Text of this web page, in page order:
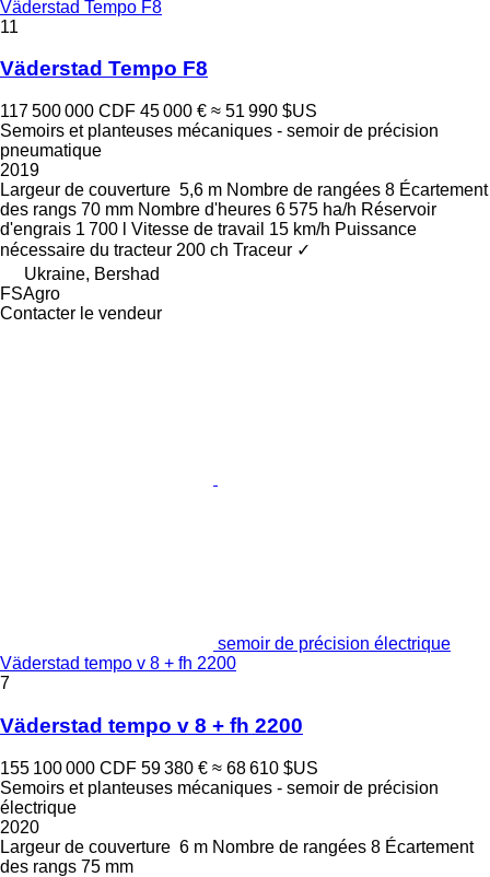
Väderstad Tempo F8
11
Väderstad Tempo F8
117 500 000 CDF 45 000 € ≈ 51 990 $US
Semoirs et planteuses mécaniques - semoir de précision
pneumatique
2019
Largeur de couverture 5,6 m Nombre de rangées 8 Écartement
des rangs 70 mm Nombre d'heures 6 575 ha/h Réservoir
d'engrais 1 700 l Vitesse de travail 15 km/h Puissance
nécessaire du tracteur 200 ch Traceur ✓
Ukraine, Bershad
FSAgro
Contacter le vendeur
semoir de précision électrique
Väderstad tempo v 8 + fh 2200
7
Väderstad tempo v 8 + fh 2200
155 100 000 CDF 59 380 € ≈ 68 610 $US
Semoirs et planteuses mécaniques - semoir de précision
électrique
2020
Largeur de couverture 6 m Nombre de rangées 8 Écartement
des rangs 75 mm